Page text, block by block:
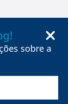
sobre a